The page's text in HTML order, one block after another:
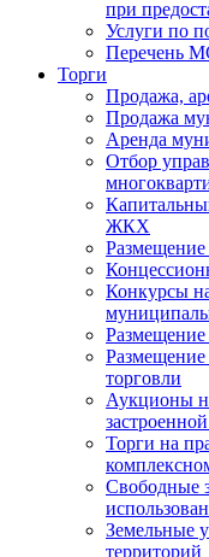
при
Услуги по
Перечень
Торги
Продажа,
Продажа
Аренда
Отбор
ЖКХ
Конкурсы
Размещение
Размещение
торговли
Аукционы
Торги на
Свободные
Земельные
территорий